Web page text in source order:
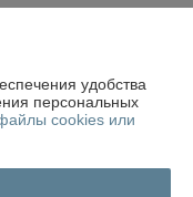
удобства
персональных
cookies или